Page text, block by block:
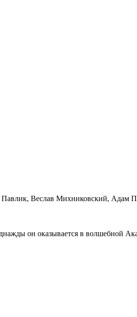
Веслав Михниковский, Адам
он оказывается в волшебной